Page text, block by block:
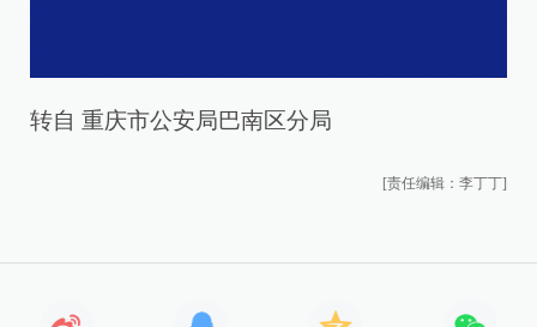
转自 重庆市公安局巴南区分局
[责任编辑：李丁丁]